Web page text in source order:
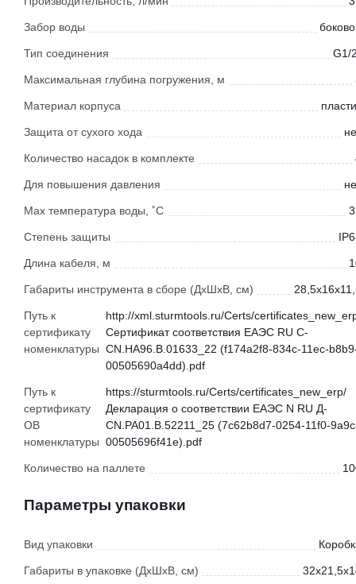
Забор воды
Тип соединения G1/
Максимальная глубина погружения, м
Материал корпуса
Защита от сухого хода
Количество насадок в комплекте
Для повышения давления
Мах температура воды, ˚С
Степень защиты
Длина кабеля, м
Габариты инструмента в сборе (ДхШхВ, см)
Путь к
сертификату
номенклатуры
http://xml.sturmtools.ru/Certs/
Сертификат соответствия ЕАЭС RU С-
CN.НА96.В.01633_22 (f174a2f8-834c-11ec-
00505690a4dd).pdf
Путь к
сертификату
ОВ
номенклатуры
https://sturmtools.ru/Certs/certificates_new_erp/
Декларация о соответствии ЕАЭС N RU Д-
CN.РА01.В.52211_25 (7c62b8d7-0254-11f0-
00505696f41e).pdf
Количество на паллете
Параметры упаковки
Вид упаковки
Габариты в упаковке (ДхШхВ, см)